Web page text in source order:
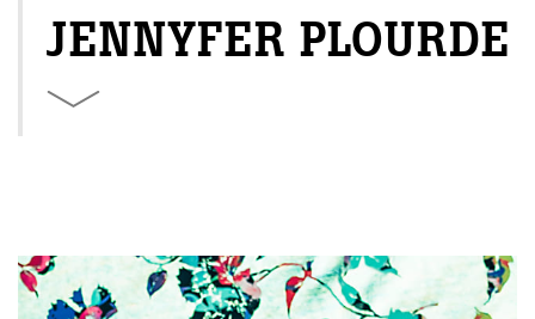
JENNYFER PLOURDE